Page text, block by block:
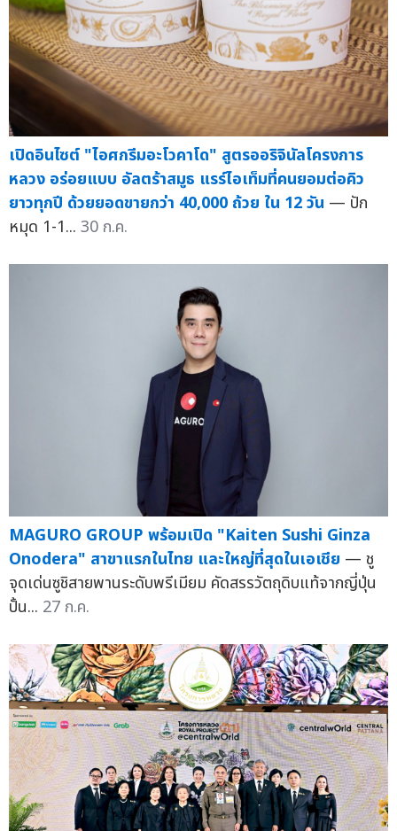
เปิดอินไซต์ "ไอศกรีมอะโวคาโด" สูตรออริจินัลโครงการ
หลวง อร่อยแบบ อัลตร้าสมูธ แรร์ไอเท็มที่คนยอมต่อคิว
ยาวทุกปี ด้วยยอดขายกว่า 40,000 ถ้วย ใน 12 วัน — ปัก
หมุด 1-1... 30 ก.ค.
MAGURO GROUP พร้อมเปิด "Kaiten Sushi Ginza
Onodera" สาขาแรกในไทย และใหญ่ที่สุดในเอเชีย — ชู
จุดเด่นซูชิสายพานระดับพรีเมียม คัดสรรวัตถุดิบแท้จากญี่ปุ่น
ปั้น... 27 ก.ค.